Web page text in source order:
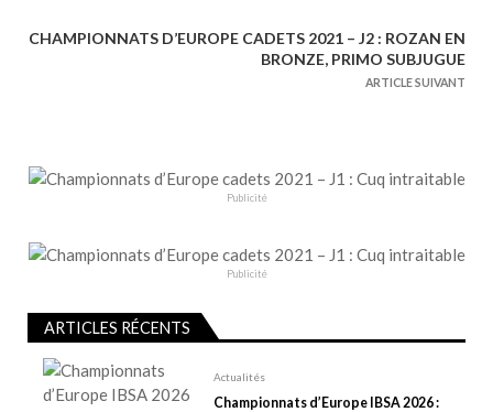
v
i
i
d
l
’
CHAMPIONNATS D’EUROPE CADETS 2021 – J2 : ROZAN EN
BRONZE, PRIMO SUBJUGUE
ARTICLE SUIVANT
Publicité
Publicité
ARTICLES RÉCENTS
Actualités
Championnats d’Europe IBSA 2026 :